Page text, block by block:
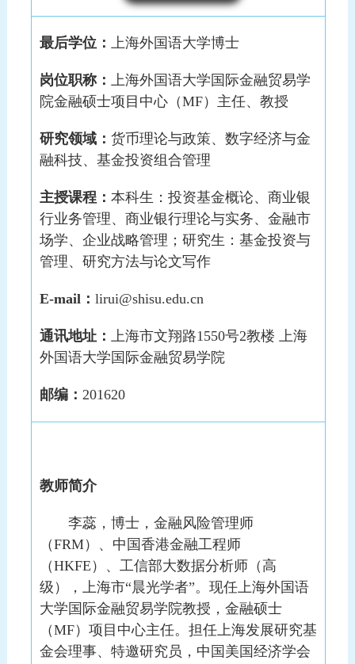
最后学位： 上海外国语大学博士
岗位职称： 上海外国语大学国际金融贸易学
院金融硕士项目中心（MF）主任、教授
研究领域： 货币理论与政策、数字经济与金
融科技、基金投资组合管理
主授课程： 本科生：投资基金概论、商业银
行业务管理、商业银行理论与实务、金融市
场学、企业战略管理；研究生：基金投资与
管理、研究方法与论文写作
E-mail： lirui@shisu.edu.cn
通讯地址： 上海市文翔路1550号2教楼 上海
外国语大学国际金融贸易学院
邮编： 201620
教师简介
李蕊，博士，金融风险管理师
（FRM）、中国香港金融工程师
（HKFE）、工信部大数据分析师（高
级），上海市“晨光学者”。现任上海外国语
大学国际金融贸易学院教授，金融硕士
（MF）项目中心主任。担任上海发展研究基
金会理事、特邀研究员，中国美国经济学会